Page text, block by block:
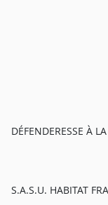
DÉFENDERESSE À
S.A.S.U. HABITAT